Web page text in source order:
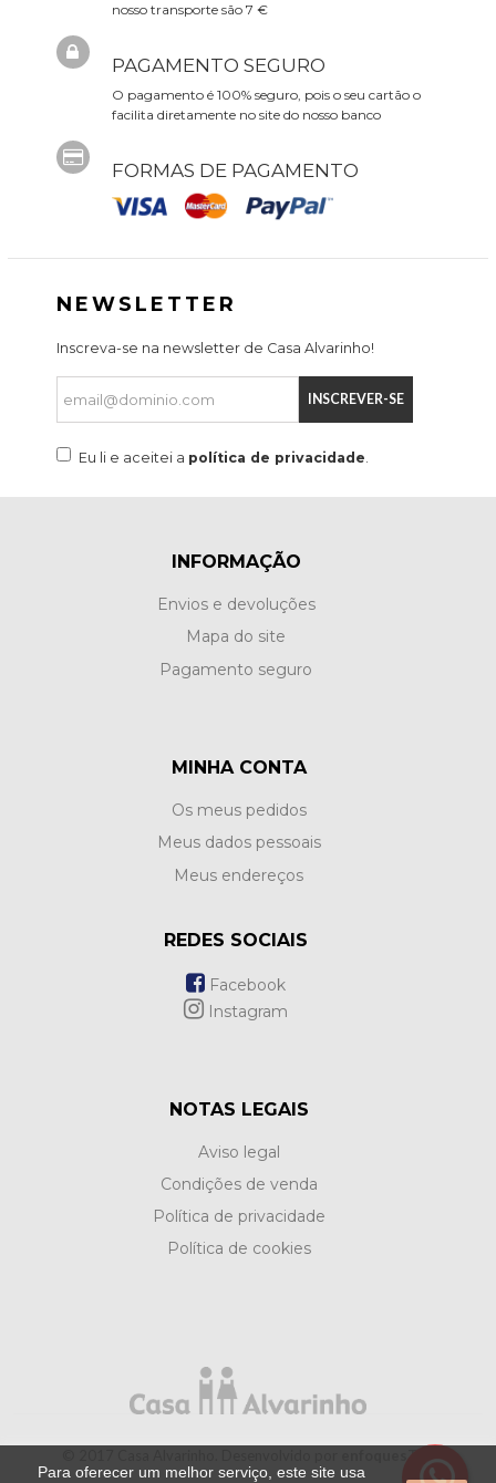
Para oferecer um melhor serviço, este site usa
nosso transporte são 7 €
PAGAMENTO SEGURO
O pagamento é 100% seguro, pois o seu cartão o
facilita diretamente no site do nosso banco
FORMAS DE PAGAMENTO
NEWSLETTER
Inscreva-se na newsletter de Casa Alvarinho!
INSCREVER-SE
Eu li e aceitei a política de privacidade
INFORMAÇÃO
Envios e devoluções
Mapa do site
Pagamento seguro
MINHA CONTA
Os meus pedidos
Meus dados pessoais
Meus endereços
REDES SOCIAIS
Facebook
Instagram
NOTAS LEGAIS
Aviso legal
Condições de venda
Política de privacidade
Política de cookies
enfoquesTIC.